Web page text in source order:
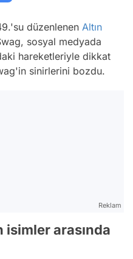
düzenlenen Altın
sosyal medyada
hareketleriyle dikkat
sinirlerini bozdu.
Reklam
isimler arasında